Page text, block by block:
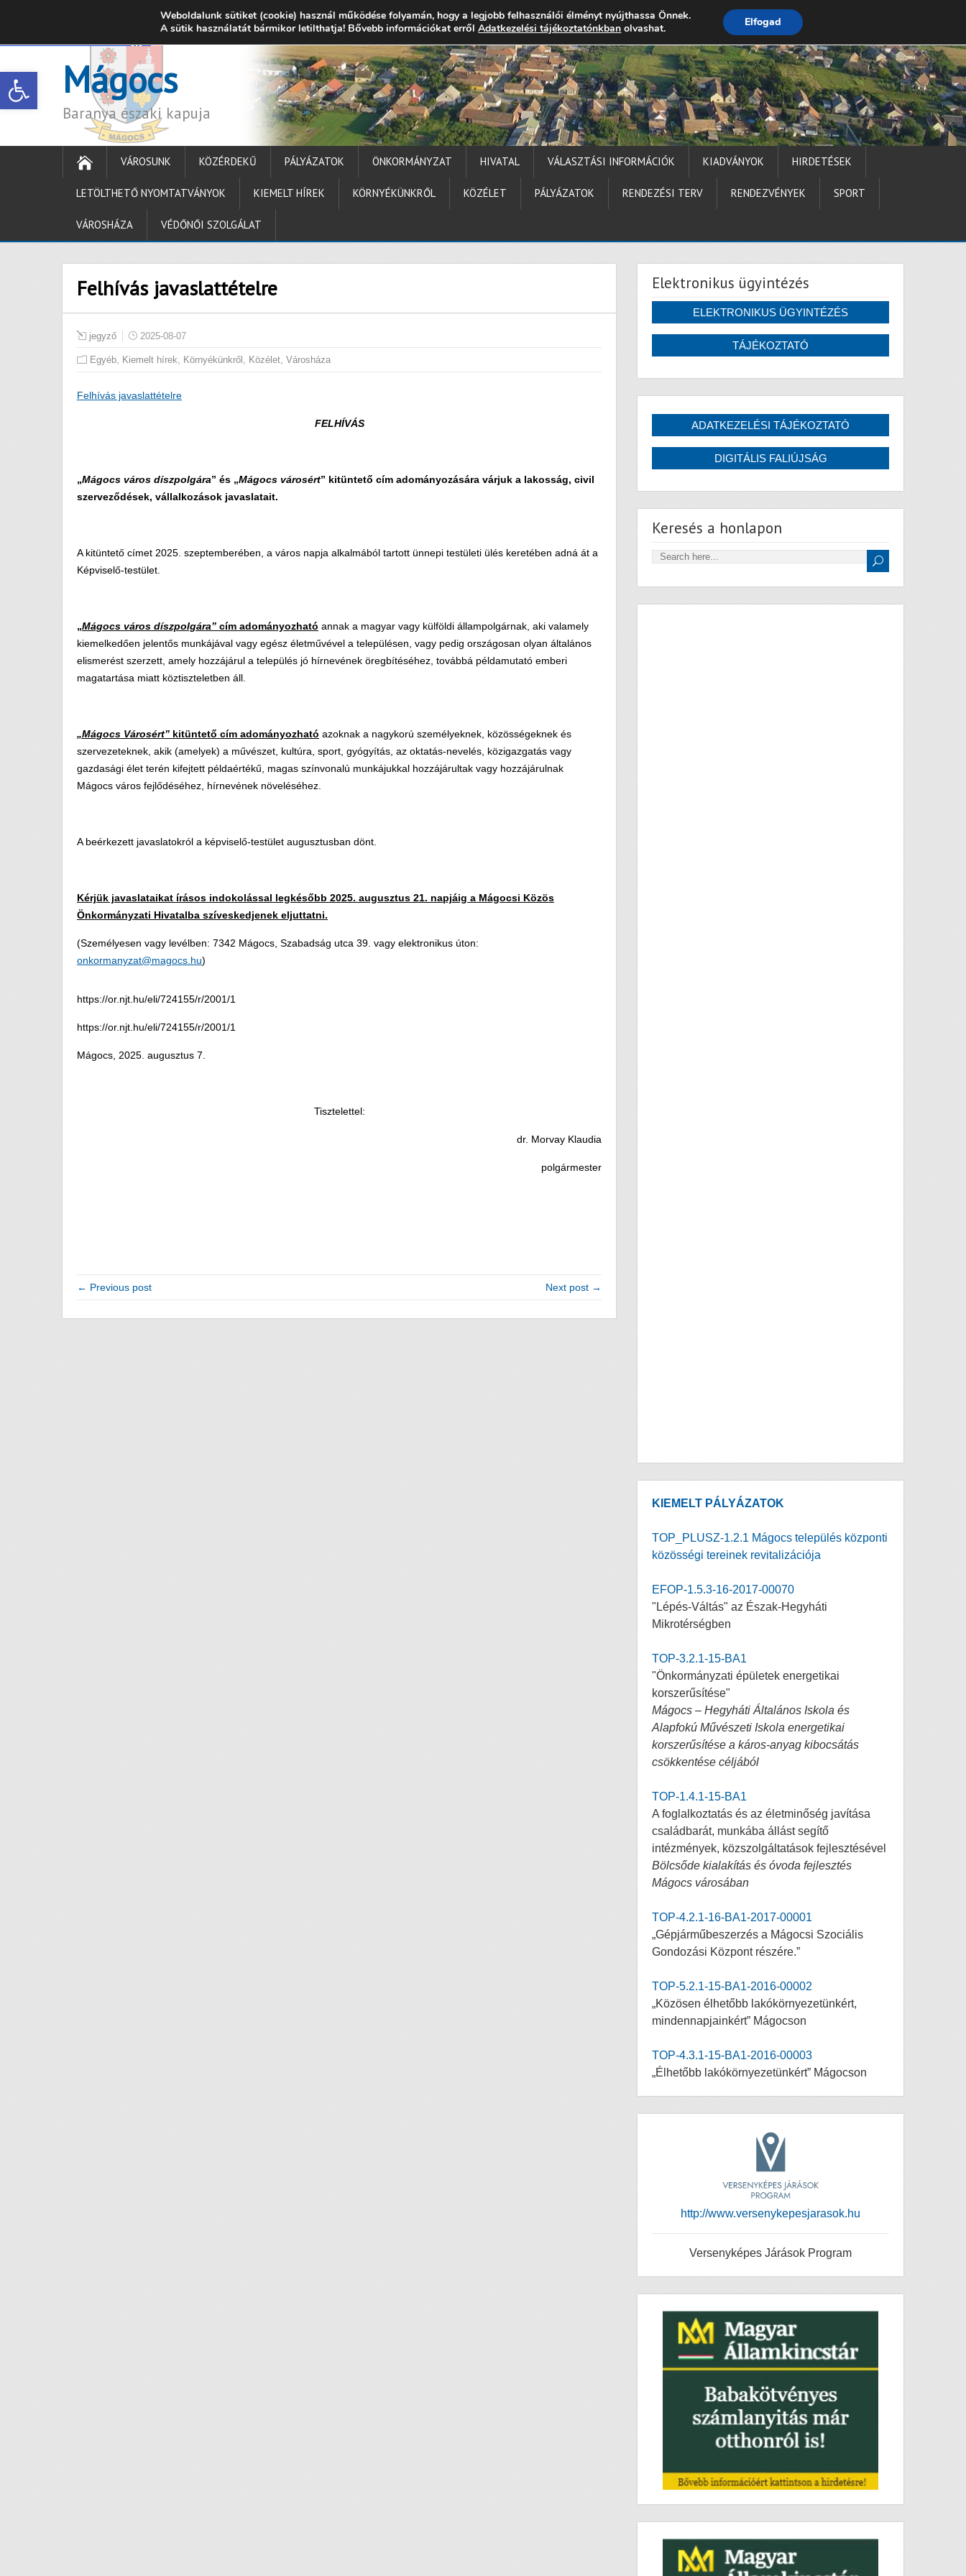
Open toolbar
7342 Mágocs, Szabadság utca 39. onkormanyzat@magocs.hu +36 (72) 451 110 Elérhetőségek Technika segítség Impresszum
Mágocs
Baranya északi kapuja
VÁROSUNK KÖZÉRDEKŰ PÁLYÁZATOK ÖNKORMÁNYZAT HIVATAL VÁLASZTÁSI INFORMÁCIÓK KIADVÁNYOK HIRDETÉSEK
LETÖLTHETŐ NYOMTATVÁNYOK KIEMELT HÍREK KÖRNYÉKÜNKRŐL KÖZÉLET PÁLYÁZATOK RENDEZÉSI TERV RENDEZVÉNYEK SPORT
VÁROSHÁZA VÉDŐNŐI SZOLGÁLAT
Felhívás javaslattételre
jegyző 2025-08-07
Egyéb Kiemelt hírek Környékünkről Közélet Városháza
Felhívás javaslattételre
FELHÍVÁS
„Mágocs város díszpolgára” és „Mágocs városért” kitüntető cím adományozására várjuk a lakosság, civil
szerveződések, vállalkozások javaslatait.
A kitüntető címet 2025. szeptemberében, a város napja alkalmából tartott ünnepi testületi ülés keretében adná át a
Képviselő-testület.
„Mágocs város díszpolgára” cím adományozható annak a magyar vagy külföldi állampolgárnak, aki valamely
kiemelkedően jelentős munkájával vagy egész életművével a településen, vagy pedig országosan olyan általános
elismerést szerzett, amely hozzájárul a település jó hírnevének öregbítéséhez, továbbá példamutató emberi
magatartása miatt köztiszteletben áll.
„Mágocs Városért” kitüntető cím adományozható azoknak a nagykorú személyeknek, közösségeknek és
szervezeteknek, akik (amelyek) a művészet, kultúra, sport, gyógyítás, az oktatás-nevelés, közigazgatás vagy
gazdasági élet terén kifejtett példaértékű, magas színvonalú munkájukkal hozzájárultak vagy hozzájárulnak
Mágocs város fejlődéséhez, hírnevének növeléséhez.
A beérkezett javaslatokról a képviselő-testület augusztusban dönt.
Kérjük javaslataikat írásos indokolással legkésőbb 2025. augusztus 21. napjáig a Mágocsi Közös
Önkormányzati Hivatalba szíveskedjenek eljuttatni.
(Személyesen vagy levélben: 7342 Mágocs, Szabadság utca 39. vagy elektronikus úton:
onkormanyzat@magocs.hu)
https://or.njt.hu/eli/724155/r/2001/1
https://or.njt.hu/eli/724155/r/2001/1
Mágocs, 2025. augusztus 7.
Tisztelettel:
dr. Morvay Klaudia
polgármester
← Previous post Next post →
Elektronikus ügyintézés
Keresés a honlapon
KIEMELT PÁLYÁZATOK
TOP_PLUSZ-1.2.1 Mágocs település központi
közösségi tereinek revitalizációja
EFOP-1.5.3-16-2017-00070
"Lépés-Váltás" az Észak-Hegyháti
Mikrotérségben
TOP-3.2.1-15-BA1
"Önkormányzati épületek energetikai
korszerűsítése"
Mágocs – Hegyháti Általános Iskola és
Alapfokú Művészeti Iskola energetikai
korszerűsítése a káros-anyag kibocsátás
csökkentése céljából
TOP-1.4.1-15-BA1
A foglalkoztatás és az életminőség javítása
családbarát, munkába állást segítő
intézmények, közszolgáltatások fejlesztésével
Bölcsőde kialakítás és óvoda fejlesztés
Mágocs városában
TOP-4.2.1-16-BA1-2017-00001
„Gépjárműbeszerzés a Mágocsi Szociális
Gondozási Központ részére.”
TOP-5.2.1-15-BA1-2016-00002
„Közösen élhetőbb lakókörnyezetünkért,
mindennapjainkért” Mágocson
TOP-4.3.1-15-BA1-2016-00003
„Élhetőbb lakókörnyezetünkért” Mágocson
http://www.versenykepesjarasok.hu
Versenyképes Járások Program
Weboldalunk sütiket (cookie) használ működése folyamán, hogy a legjobb felhasználói élményt nyújthassa Önnek.
A sütik használatát bármikor letilthatja! Bővebb információkat errőlAdatkezelési tájékoztatónkban olvashat. Elfogad